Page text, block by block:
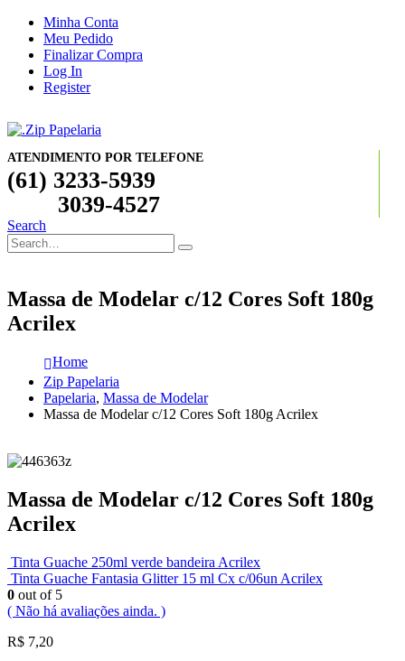
Minha Conta
Meu Pedido
Finalizar Compra
Log In
Register
ATENDIMENTO POR TELEFONE
(61) 3233-5939
3039-4527
Search
Massa de Modelar c/12 Cores Soft 180g
Acrilex
Home
Zip Papelaria
Papelaria, Massa de Modelar
Massa de Modelar c/12 Cores Soft 180g Acrilex
Massa de Modelar c/12 Cores Soft 180g
Acrilex
Tinta Guache 250ml verde bandeira Acrilex
Tinta Guache Fantasia Glitter 15 ml Cx c/06un Acrilex
0 out of 5
( Não há avaliações ainda. )
R$ 7,20